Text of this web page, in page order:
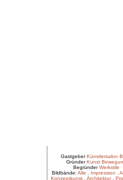
GastgeberKünstlersalon
GründerKunst
BegründerWerkstile
Bildbände: Alle Impression
Konzeptkunst. Architektur.